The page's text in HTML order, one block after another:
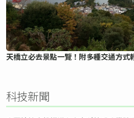
天橋立必去景點一覽！附多種交通方式
科技新聞